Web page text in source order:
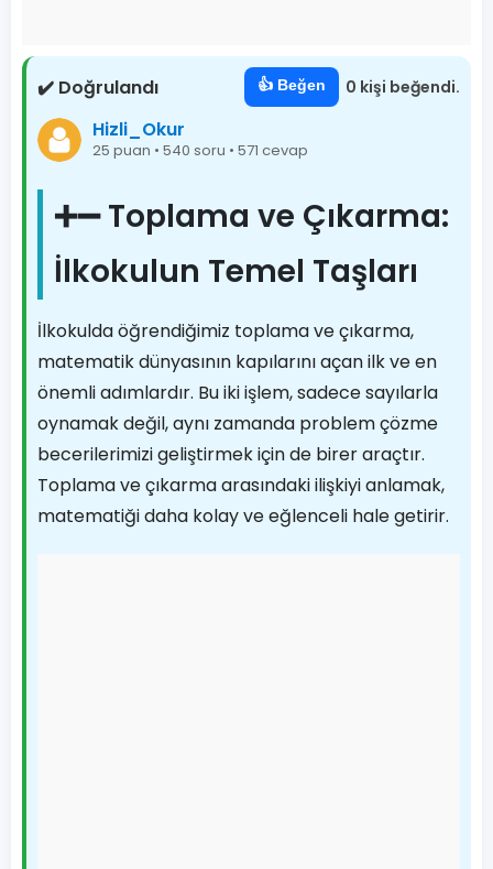
✔️ Doğrulandı 👍 Beğen 0 kişi beğendi.
Hizli_Okur
25 puan • 540 soru • 571 cevap
➕➖ Toplama ve Çıkarma:
İlkokulun Temel Taşları
İlkokulda öğrendiğimiz toplama ve çıkarma,
matematik dünyasının kapılarını açan ilk ve en
önemli adımlardır. Bu iki işlem, sadece sayılarla
oynamak değil, aynı zamanda problem çözme
becerilerimizi geliştirmek için de birer araçtır.
Toplama ve çıkarma arasındaki ilişkiyi anlamak,
matematiği daha kolay ve eğlenceli hale getirir.